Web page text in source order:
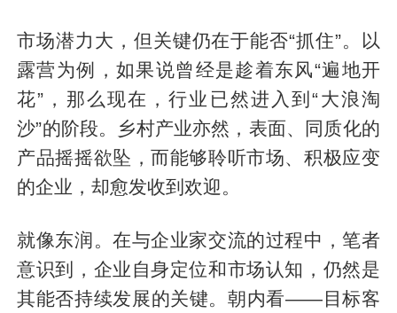
市场潜力大，但关键仍在于能否“抓住”。以
露营为例，如果说曾经是趁着东风“遍地开
花”，那么现在，行业已然进入到“大浪淘
沙”的阶段。乡村产业亦然，表面、同质化的
产品摇摇欲坠，而能够聆听市场、积极应变
的企业，却愈发收到欢迎。
就像东润。在与企业家交流的过程中，笔者
意识到，企业自身定位和市场认知，仍然是
其能否持续发展的关键。朝内看——目标客